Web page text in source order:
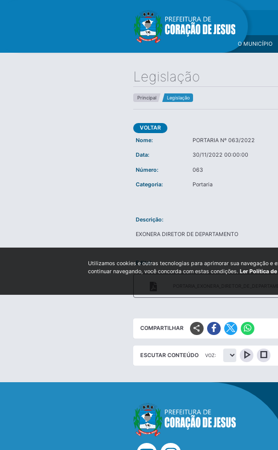
O MUNICÍPIO
Legislação
Principal Legislação
VOLTAR
Nome:
PORTARIA Nº 063/2022
Data: 30/11/2022 00:00:00
Número: 063
Categoria: Portaria
Descrição:
EXONERA DIRETOR DE DEPARTAMENTO
Edital:
COMPARTILHAR share
ESCUTAR CONTEÚDO VOZ: play_arrow stop
Utilizamos cookies e outras tecnologias para aprimorar sua navegação
continuar navegando, você concorda com estas condições. Ler Política